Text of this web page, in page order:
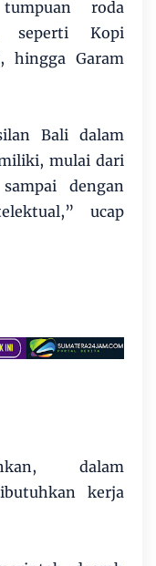
roda
seperti Kopi
hingga Garam
Bali dalam
mulai dari
dengan
ucap
dalam
kerja